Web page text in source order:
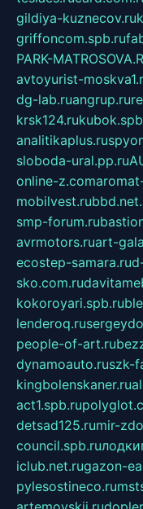
gildiya-kuznecov.ru
griffoncom.spb.ru
PARK-
avtoyurist-
dg-lab.ruangrup.ru
krsk124.ru
analitikaplus.ru
sloboda-ural.pp.ru
online-z.com
mobilvest.ru
smp-forum.ru
avrmotors.ruart-
ecostep-samara.ru
sko.com.ru
kokoroyari.spb.ru
lenderoq.ru
people-of-art.ru
dynamoauto.ruszk-
kingbolenskaner.ru
act1.spb.ru
detsad125.rumir-
council.spb.ru
iclub.net.rugazon-
pylesostineco.ru